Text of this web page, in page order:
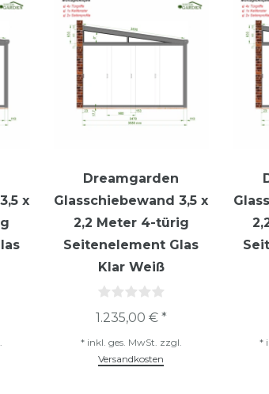
x
Dreamgarden
Glasschiebewand 3,5 x
2,2 Meter 4-türig
Seitenelement Glas
Klar Weiß
1.235,00 € *
* inkl. ges. MwSt. zzgl.
Versandkosten
*